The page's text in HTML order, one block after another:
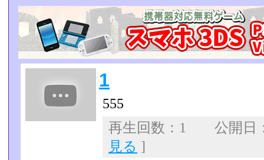
1
555
再生回数：1 公開
見る ]